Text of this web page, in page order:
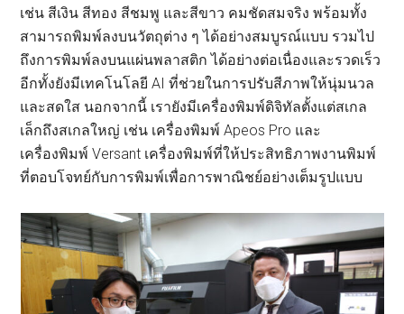
เช่น สีเงิน สีทอง สีชมพู และสีขาว คมชัดสมจริง พร้อมทั้ง
สามารถพิมพ์ลงบนวัตถุต่าง ๆ ได้อย่างสมบูรณ์แบบ รวมไป
ถึงการพิมพ์ลงบนแผ่นพลาสติก ได้อย่างต่อเนื่องและรวดเร็ว
อีกทั้งยังมีเทคโนโลยี AI ที่ช่วยในการปรับสีภาพให้นุ่มนวล
และสดใส นอกจากนี้ เรายังมีเครื่องพิมพ์ดิจิทัลตั้งแต่สเกล
เล็กถึงสเกลใหญ่ เช่น เครื่องพิมพ์ Apeos Pro และ
เครื่องพิมพ์ Versant เครื่องพิมพ์ที่ให้ประสิทธิภาพงานพิมพ์
ที่ตอบโจทย์กับการพิมพ์เพื่อการพาณิชย์อย่างเต็มรูปแบบ